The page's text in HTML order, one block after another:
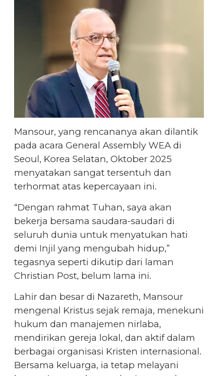
Mansour, yang rencananya akan dilantik
pada acara General Assembly WEA di
Seoul, Korea Selatan, Oktober 2025
menyatakan sangat tersentuh dan
terhormat atas kepercayaan ini.
“Dengan rahmat Tuhan, saya akan
bekerja bersama saudara-saudari di
seluruh dunia untuk menyatukan hati
demi Injil yang mengubah hidup,”
tegasnya seperti dikutip dari laman
Christian Post, belum lama ini.
Lahir dan besar di Nazareth, Mansour
mengenal Kristus sejak remaja, menekuni
hukum dan manajemen nirlaba,
mendirikan gereja lokal, dan aktif dalam
berbagai organisasi Kristen internasional.
Bersama keluarga, ia tetap melayani